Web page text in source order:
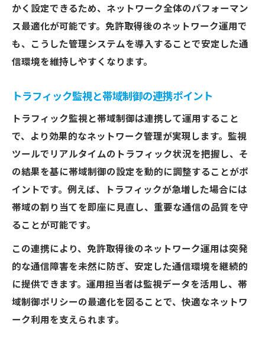
かく設定できるため、ネットワーク全体のパフォーマン
ス最適化が可能です。免許取得後のネットワーク運用で
も、こうした管理システムを導入することで安定した通
信環境を維持しやすくなります。
トラフィック監視と帯域制御の連携ポイント
トラフィック監視と帯域制御は連携して運用すること
で、より効果的なネットワーク管理が実現します。監視
ツールでリアルタイムのトラフィック状況を把握し、そ
の結果を基に帯域制御の設定を動的に調整することがポ
イントです。例えば、トラフィックが急増した場合には
帯域の割り当てを即座に見直し、重要な通信の品質を守
ることが可能です。
この連携により、免許取得後のネットワーク運用は突発
的な通信障害を未然に防ぎ、安定した通信環境を継続的
に提供できます。運用担当者は監視データを活用し、帯
域制御ポリシーの最適化を図ることで、快適なネットワ
ーク利用を支えられます。